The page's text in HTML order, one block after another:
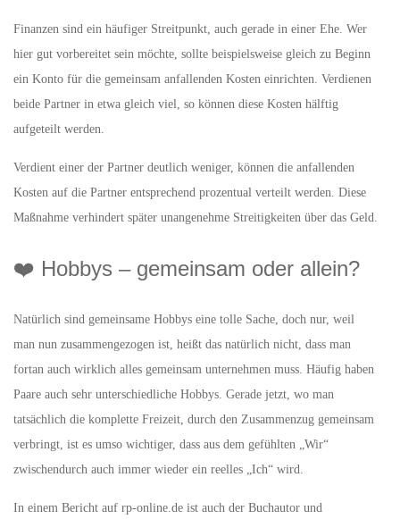
Finanzen sind ein häufiger Streitpunkt, auch gerade in einer Ehe. Wer
hier gut vorbereitet sein möchte, sollte beispielsweise gleich zu Beginn
ein Konto für die gemeinsam anfallenden Kosten einrichten. Verdienen
beide Partner in etwa gleich viel, so können diese Kosten hälftig
aufgeteilt werden.
Verdient einer der Partner deutlich weniger, können die anfallenden
Kosten auf die Partner entsprechend prozentual verteilt werden. Diese
Maßnahme verhindert später unangenehme Streitigkeiten über das Geld.
❤️ Hobbys – gemeinsam oder allein?
Natürlich sind gemeinsame Hobbys eine tolle Sache, doch nur, weil
man nun zusammengezogen ist, heißt das natürlich nicht, dass man
fortan auch wirklich alles gemeinsam unternehmen muss. Häufig haben
Paare auch sehr unterschiedliche Hobbys. Gerade jetzt, wo man
tatsächlich die komplette Freizeit, durch den Zusammenzug gemeinsam
verbringt, ist es umso wichtiger, dass aus dem gefühlten „Wir“
zwischendurch auch immer wieder ein reelles „Ich“ wird.
In einem Bericht auf rp-online.de ist auch der Buchautor und